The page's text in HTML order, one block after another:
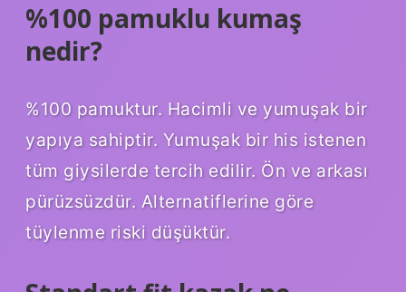
%100 pamuklu kumaş
nedir?
%100 pamuktur. Hacimli ve yumuşak bir
yapıya sahiptir. Yumuşak bir his istenen
tüm giysilerde tercih edilir. Ön ve arkası
pürüzsüzdür. Alternatiflerine göre
tüylenme riski düşüktür.